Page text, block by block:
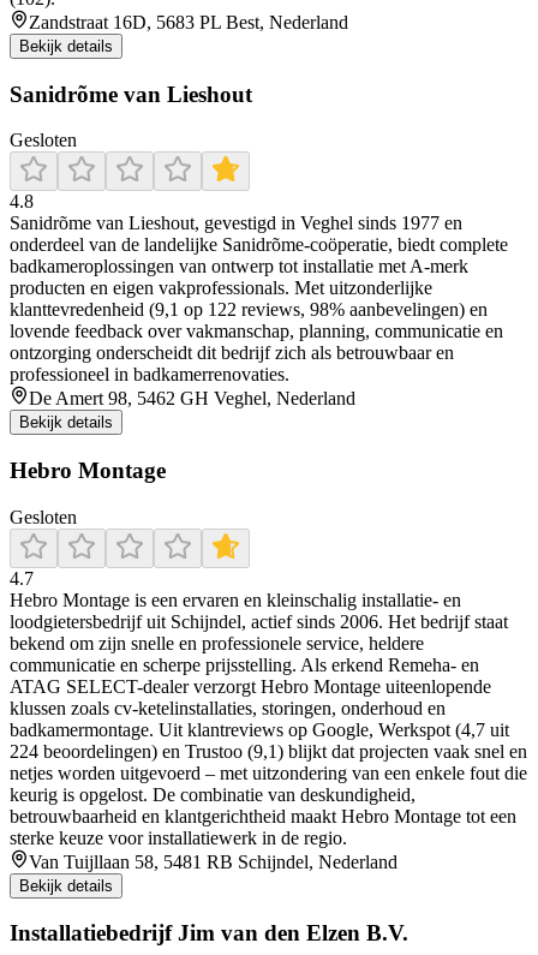
Zandstraat 16D, 5683 PL Best, Nederland
Bekijk details
Sanidrõme van Lieshout
Gesloten
4.8
Sanidrõme van Lieshout, gevestigd in Veghel sinds 1977 en
onderdeel van de landelijke Sanidrõme-coöperatie, biedt complete
badkameroplossingen van ontwerp tot installatie met A‑merk
producten en eigen vakprofessionals. Met uitzonderlijke
klanttevredenheid (9,1 op 122 reviews, 98% aanbevelingen) en
lovende feedback over vakmanschap, planning, communicatie en
ontzorging onderscheidt dit bedrijf zich als betrouwbaar en
professioneel in badkamerrenovaties.
De Amert 98, 5462 GH Veghel, Nederland
Bekijk details
Hebro Montage
Gesloten
4.7
Hebro Montage is een ervaren en kleinschalig installatie- en
loodgietersbedrijf uit Schijndel, actief sinds 2006. Het bedrijf staat
bekend om zijn snelle en professionele service, heldere
communicatie en scherpe prijsstelling. Als erkend Remeha- en
ATAG SELECT-dealer verzorgt Hebro Montage uiteenlopende
klussen zoals cv-ketelinstallaties, storingen, onderhoud en
badkamermontage. Uit klantreviews op Google, Werkspot (4,7 uit
224 beoordelingen) en Trustoo (9,1) blijkt dat projecten vaak snel en
netjes worden uitgevoerd – met uitzondering van een enkele fout die
keurig is opgelost. De combinatie van deskundigheid,
betrouwbaarheid en klantgerichtheid maakt Hebro Montage tot een
sterke keuze voor installatiewerk in de regio.
Van Tuijllaan 58, 5481 RB Schijndel, Nederland
Bekijk details
Installatiebedrijf Jim van den Elzen B.V.